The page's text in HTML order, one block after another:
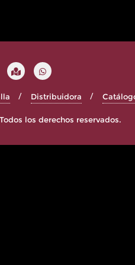
Distribuidora
los derechos reservados.